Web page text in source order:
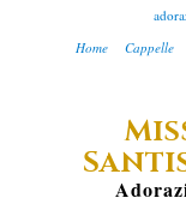
Home
Cappelle
M
S
A